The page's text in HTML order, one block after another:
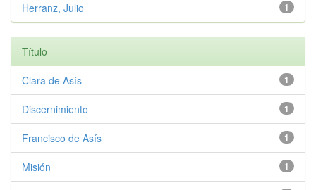
1
Herranz, Julio
Título
1
Clara de Asís
1
Discernimiento
1
Francisco de Asís
1
Misión